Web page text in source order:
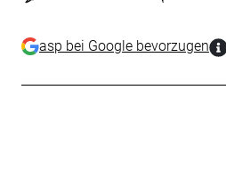
asp bei Google bevorzugen